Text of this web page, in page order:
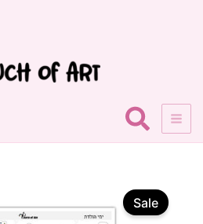
Saleהמקוריהנוכחי
מדבקות-